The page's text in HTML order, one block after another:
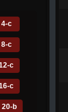
4-c
8-c
c
c
20-b